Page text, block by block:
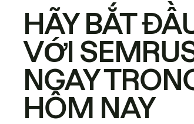
HÃY BẮT
VỚI
NGAY
HÔM NAY